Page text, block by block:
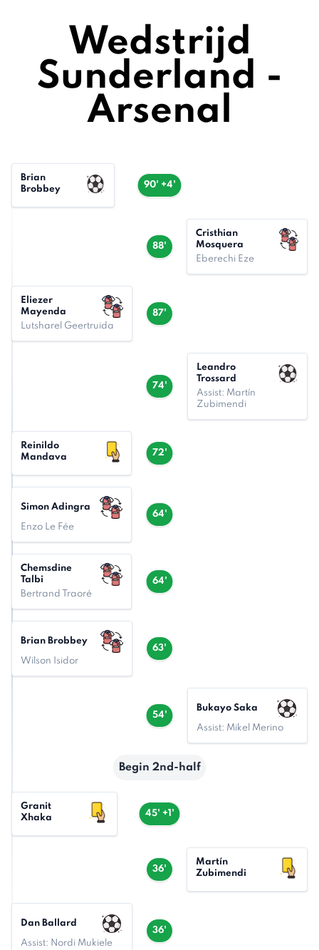
Wedstrijd
Sunderland -
Arsenal
90' +4'
Brian
Brobbey
88'
Cristhian
Mosquera
Eberechi Eze
87'
Eliezer
Mayenda
Lutsharel Geertruida
74'
Leandro
Trossard
Assist: Martín
Zubimendi
72'
Reinildo
Mandava
64'
Simon Adingra
Enzo Le Fée
64'
Chemsdine
Talbi
Bertrand Traoré
63'
Brian Brobbey
Wilson Isidor
54'
Bukayo Saka
Assist: Mikel Merino
Begin 2nd-half
45' +1'
Granit
Xhaka
36'
Martín
Zubimendi
36'
Dan Ballard
Assist: Nordi Mukiele